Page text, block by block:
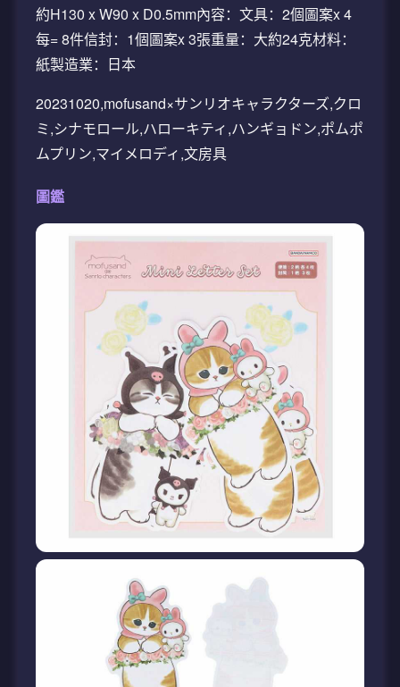
約H130 x W90 x D0.5mm內容：文具：2個圖案x 4
每= 8件信封：1個圖案x 3張重量：大約24克材料：
紙製造業：日本
20231020,mofusand×サンリオキャラクターズ,クロ
ミ,シナモロール,ハローキティ,ハンギョドン,ポムポ
ムプリン,マイメロディ,文房具
圖鑑